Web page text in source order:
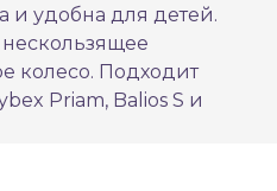
и удобна для детей.
колесо. Подходит
Priam, Balios S и